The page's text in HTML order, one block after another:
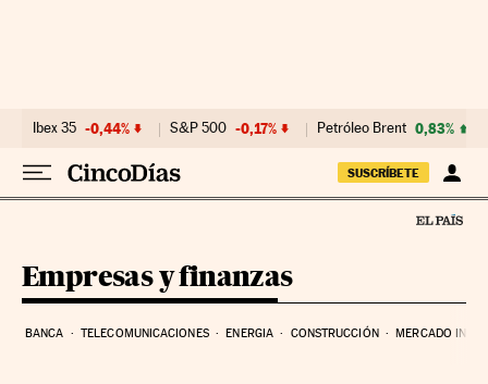
Ibex 35 -0,44% S&P 500 -0,17% Petróleo Brent 0,83%
SUSCRÍBETE
Empresas y finanzas
BANCA TELECOMUNICACIONES ENERGIA CONSTRUCCIÓN MERCADO